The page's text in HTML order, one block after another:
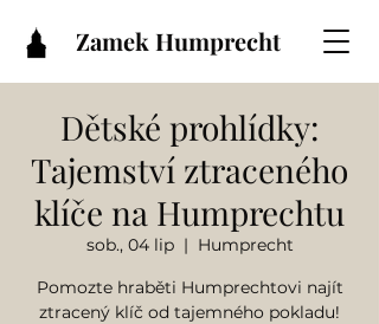
Zamek Humprecht
Dětské prohlídky:
Tajemství ztraceného
klíče na Humprechtu
sob., 04 lip
  |
Humprecht
Pomozte hraběti Humprechtovi najít
ztracený klíč od tajemného pokladu!